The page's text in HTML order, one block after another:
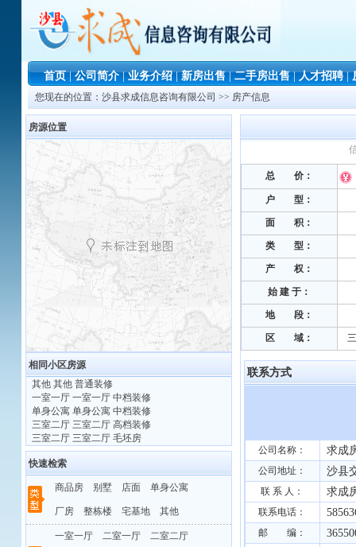
首页|公司简介|业务介绍|新房出售|二手房出售|人才招聘|
您现在的位置： 沙县求成信息咨询有限公司 >> 房产信息
房源位置
相同小区房源
其他 其他 普通装修
一室一厅 一室一厅 中档装修
单身公寓 单身公寓 中档装修
三室二厅 三室二厅 高档装修
三室二厅 三室二厅 毛坯房
快速检索
商品房 别墅 店面 单身公寓
厂房 整栋楼 宅基地 其他
一室一厅 二室一厅 二室二厅
总 价：
户 型：
面 积：
类 型：
产 权：
始 建 于：
地 段：
区 域： 三
联系方式
公司名称： 求成
公司地址： 沙县
联 系 人： 求成
联系电话：
邮 编：